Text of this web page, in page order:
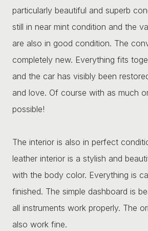
particularly beautiful and superb
still in near mint condition and the
are also in good condition. The
completely new. Everything fits
and the car has visibly been
and love. Of course with as much
possible!
The interior is also in perfect
leather interior is a stylish and
with the body color. Everything is
finished. The simple dashboard is
all instruments work properly. The
also work fine.